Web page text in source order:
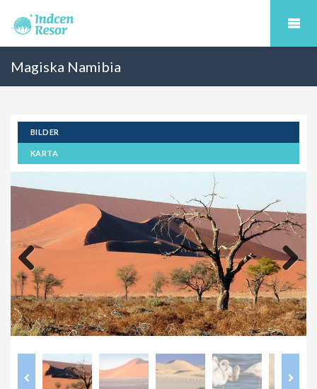
Magiska Namibia
BILDER
KARTA
Previous Next